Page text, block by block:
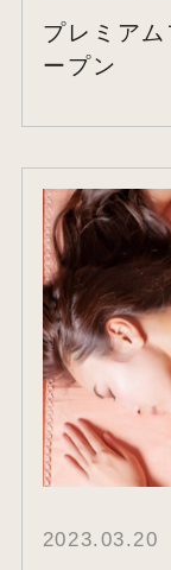
プレミア
ープン
2023.03.20